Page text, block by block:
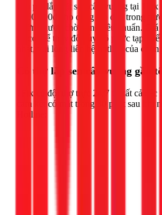
Chi phí lắp đặt sen cây vuông tại 1Fix
- 500.000đ cho công lắp đặt, trong
đường nước chờ đúng tiêu chuẩn.
và có thể thay đổi tùy độ phức tạp.
nhất, vui lòng liên hệ hotline của
Có thợ lắp sen cây vuông gần
1Fix có đội thợ trực 24/7 tại tất cả
cam kết có mặt trong 30 phút sau khi
Hotline: